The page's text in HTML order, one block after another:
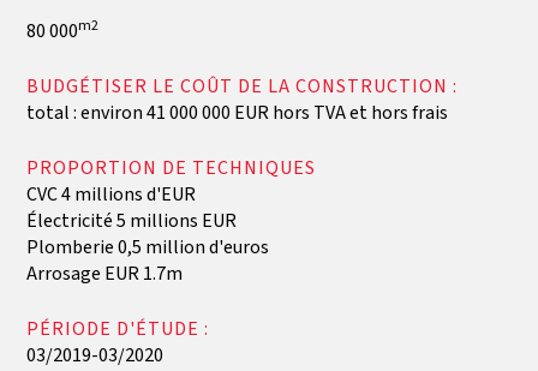
80 000m2
BUDGÉTISER LE COÛT DE LA CONSTRUCTION :
total : environ 41 000 000 EUR hors TVA et hors frais
PROPORTION DE TECHNIQUES
CVC 4 millions d'EUR
Électricité 5 millions EUR
Plomberie 0,5 million d'euros
Arrosage EUR 1.7m
PÉRIODE D'ÉTUDE :
03/2019-03/2020